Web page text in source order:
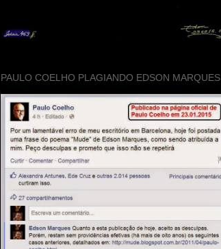
PAULO COELHO PLAGIANDO EDSON MARQUES